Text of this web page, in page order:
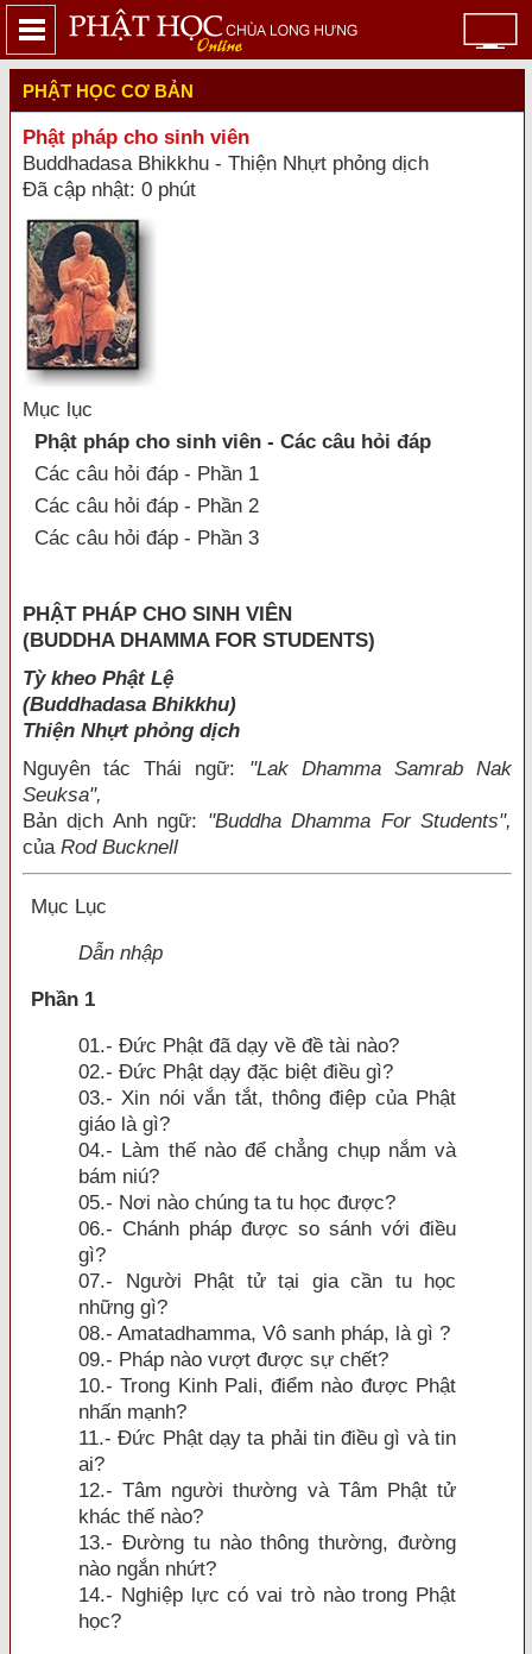
PHẬT HỌC CƠ BẢN
Phật pháp cho sinh viên
Buddhadasa Bhikkhu - Thiện Nhựt phỏng dịch
Đã cập nhật: 0 phút
Mục lục
Phật pháp cho sinh viên - Các câu hỏi đáp
Các câu hỏi đáp - Phần 1
Các câu hỏi đáp - Phần 2
Các câu hỏi đáp - Phần 3
PHẬT PHÁP CHO SINH VIÊN
(BUDDHA DHAMMA FOR STUDENTS)
Tỳ kheo Phật Lệ
(Buddhadasa Bhikkhu)
Thiện Nhựt phỏng dịch
Nguyên tác Thái ngữ: "Lak Dhamma Samrab Nak
Seuksa",
Bản dịch Anh ngữ: "Buddha Dhamma For Students",
của Rod Bucknell
Mục Lục
Dẫn nhập
Phần 1
01.- Ðức Phật đã dạy về đề tài nào?
02.- Ðức Phật dạy đặc biệt điều gì?
03.- Xin nói vắn tắt, thông điệp của Phật
giáo là gì?
04.- Làm thế nào để chẳng chụp nắm và
bám niú?
05.- Nơi nào chúng ta tu học được?
06.- Chánh pháp được so sánh với điều
gì?
07.- Người Phật tử tại gia cần tu học
những gì?
08.- Amatadhamma, Vô sanh pháp, là gì ?
09.- Pháp nào vượt được sự chết?
10.- Trong Kinh Pali, điểm nào được Phật
nhấn mạnh?
11.- Ðức Phật dạy ta phải tin điều gì và tin
ai?
12.- Tâm người thường và Tâm Phật tử
khác thế nào?
13.- Ðường tu nào thông thường, đường
nào ngắn nhứt?
14.- Nghiệp lực có vai trò nào trong Phật
học?